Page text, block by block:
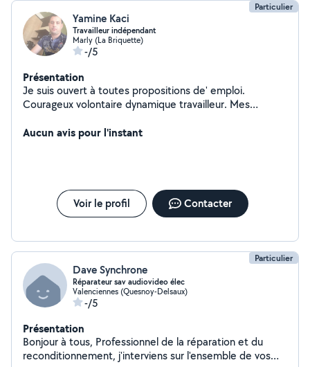
Particulier
Yamine Kaci
Travailleur indépendant
Marly (La Briquette)
-/5
Présentation
Je suis ouvert à toutes propositions de' emploi.
Courageux volontaire dynamique travailleur. Mes
Aucun avis pour l'instant
Voir le profil Contacter
Particulier
Dave Synchrone
Réparateur sav audiovideo élec
Valenciennes (Quesnoy-Delsaux)
-/5
Présentation
Bonjour à tous, Professionnel de la réparation et du
reconditionnement, j'interviens sur l'ensemble de vos